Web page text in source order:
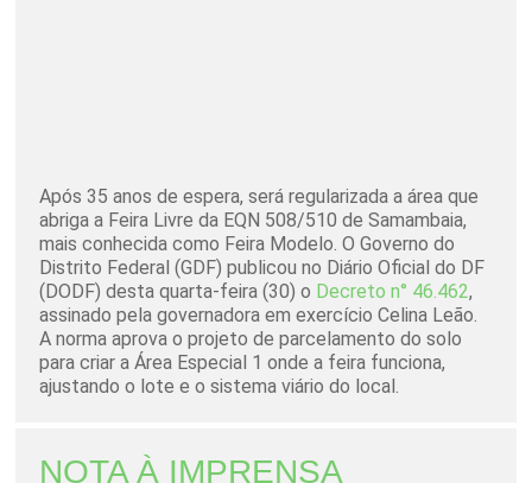
Após 35 anos de espera, será regularizada a área que
abriga a Feira Livre da EQN 508/510 de Samambaia,
mais conhecida como Feira Modelo. O Governo do
Distrito Federal (GDF) publicou no Diário Oficial do DF
(DODF) desta quarta-feira (30) o Decreto n° 46.462,
assinado pela governadora em exercício Celina Leão.
A norma aprova o projeto de parcelamento do solo
para criar a Área Especial 1 onde a feira funciona,
ajustando o lote e o sistema viário do local.
NOTA À IMPRENSA